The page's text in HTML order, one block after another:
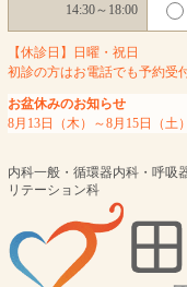
14:30～18:00
【休診日】日曜・祝日
初診の方はお電話でも予約受
お盆休みのお知らせ
8月13日（木）～8月15日（土
内科一般・循環器内科・呼吸
リテーション科